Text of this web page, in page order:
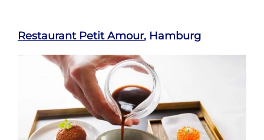
Restaurant Petit Amour, Hamburg